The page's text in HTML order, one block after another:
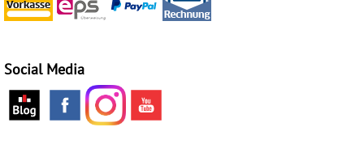
Social Media